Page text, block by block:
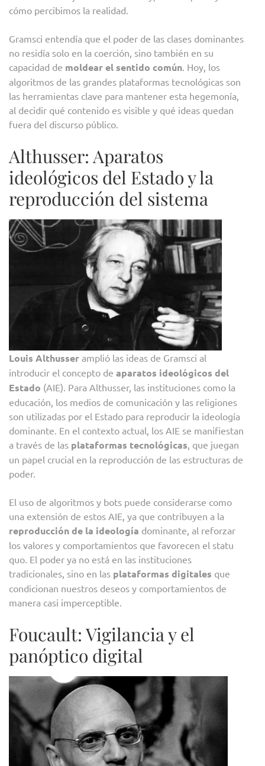
cómo percibimos la realidad.
Gramsci entendía que el poder de las clases dominantes
no residía solo en la coerción, sino también en su
capacidad de moldear el sentido común . Hoy, los
algoritmos de las grandes plataformas tecnológicas son
las herramientas clave para mantener esta hegemonía,
al decidir qué contenido es visible y qué ideas quedan
fuera del discurso público.
Althusser: Aparatos
ideológicos del Estado y la
reproducción del sistema
Louis Althusser amplió las ideas de Gramsci al
introducir el concepto de aparatos ideológicos del
Estado (AIE). Para Althusser, las instituciones como la
educación, los medios de comunicación y las religiones
son utilizadas por el Estado para reproducir la ideología
dominante. En el contexto actual, los AIE se manifiestan
a través de las plataformas tecnológicas, que juegan
un papel crucial en la reproducción de las estructuras de
poder.
El uso de algoritmos y bots puede considerarse como
una extensión de estos AIE, ya que contribuyen a la
reproducción de la ideología dominante, al reforzar
los valores y comportamientos que favorecen el statu
quo. El poder ya no está en las instituciones
tradicionales, sino en las plataformas digitales que
condicionan nuestros deseos y comportamientos de
manera casi imperceptible.
Foucault: Vigilancia y el
panóptico digital